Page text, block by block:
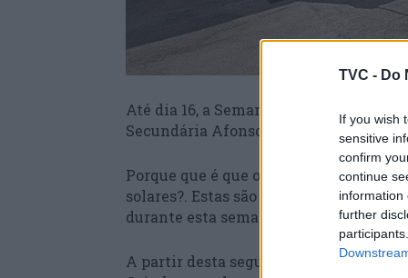
TVC - Do
If you wish
sensitive
confirm
continue
information
further
Até dia 16, a Semana da Ciência da
Secundária Afonso Lopes Vieira
Porque que é que os ursos polares
solares?. Estas são algumas das
durante esta semana na Escola
A partir desta segunda-feira e até dia